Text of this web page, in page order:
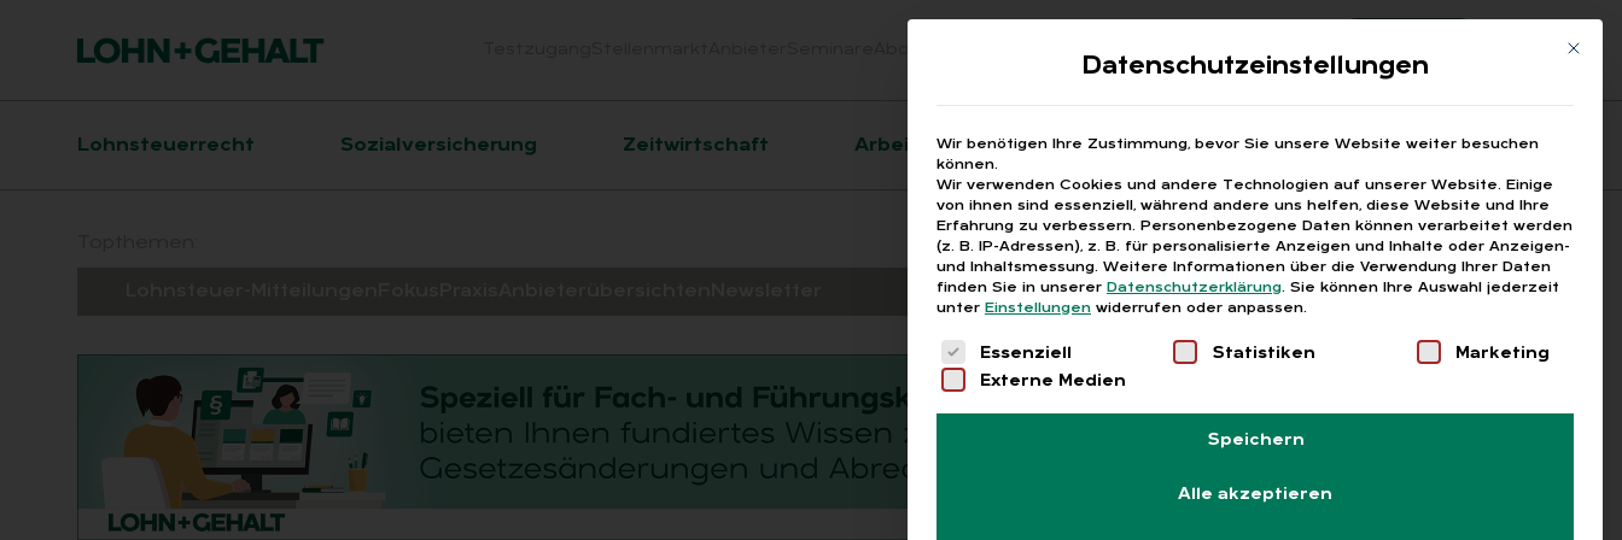
Suchen
Registrierung
Hauptnavigation
Lohnsteuerrecht Sozialversicherung Zeitwirtschaft Arbeitsrecht Fragen aus den ARGEn Printausgaben
Mit
Datenschutzeinstellungen
Wir benötigen Ihre Zustimmung, bevor Sie unsere Website weiter besuchen
können.
Wir verwenden Cookies und andere Technologien auf unserer Website. Einige
von ihnen sind essenziell, während andere uns helfen, diese Website und Ihre
Erfahrung zu verbessern. Personenbezogene Daten können verarbeitet werden
(z. B. IP-Adressen), z. B. für personalisierte Anzeigen und Inhalte oder Anzeigen-
und Inhaltsmessung. Weitere Informationen über die Verwendung Ihrer Daten
finden Sie in unserer Datenschutzerklärung. Sie können Ihre Auswahl jederzeit
unter Einstellungen widerrufen oder anpassen.
Es folgt eine Liste der Service-Gruppen, für die eine
Essenziell Statistiken
Marketing
Externe Medien
Speichern
Alle akzeptieren